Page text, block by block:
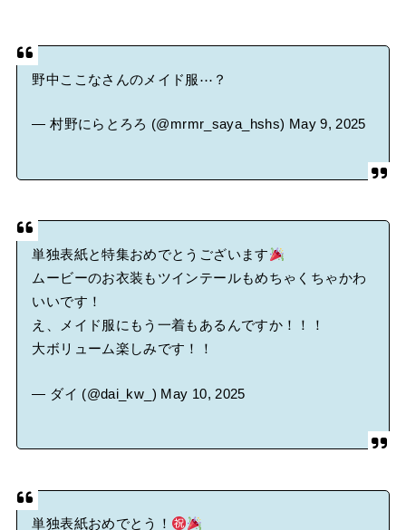
野中ここなさんのメイド服⋯？
— 村野にらとろろ (@mrmr_saya_hshs) May 9, 2025
単独表紙と特集おめでとうございます
ムービーのお衣装もツインテールもめちゃくちゃかわ
いいです！
え、メイド服にもう一着もあるんですか！！！
大ボリューム楽しみです！！
— ダイ (@dai_kw_) May 10, 2025
単独表紙おめでとう！